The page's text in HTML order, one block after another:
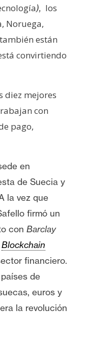
), los
Noruega,
están
convirtiendo
diez mejores
con
pago,
en
de Suecia y
la vez que
firmó un
con Barclay
Blockchain
financiero.
de
euros y
la revolución